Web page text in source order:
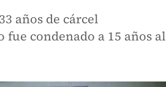
años de cárcel
condenado a 15 años al